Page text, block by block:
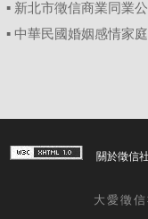
▪ 新北市徵信商業同業
▪ 中華民國婚姻感情家
關於徵信社
大愛 徵信